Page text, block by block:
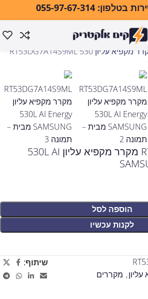
055-97-67-314
מקררים מקרר מקפיא עליון
RT53DG7A14S9ML מקרר מקפיא עליון 530L AI
הוספה לסל
לקנות עכשיו
, מקררים
שיתוף: